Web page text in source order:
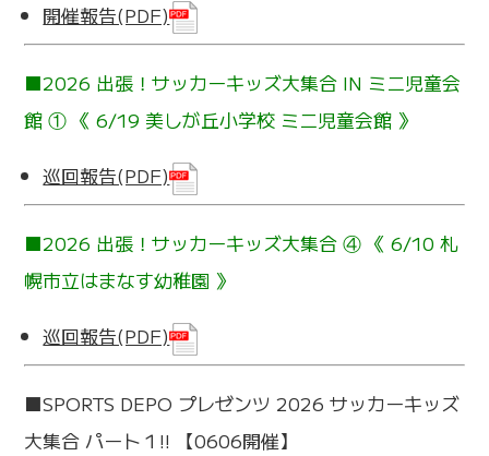
開催報告(PDF)
■2026 出張！サッカーキッズ大集合 IN ミニ児童会
館 ① 《 6/19 美しが丘小学校 ミニ児童会館 》
巡回報告(PDF)
■2026 出張！サッカーキッズ大集合 ④ 《 6/10 札
幌市立はまなす幼稚園 》
巡回報告(PDF)
■SPORTS DEPO プレゼンツ 2026 サッカーキッズ
大集合 パート１!! 【0606開催】